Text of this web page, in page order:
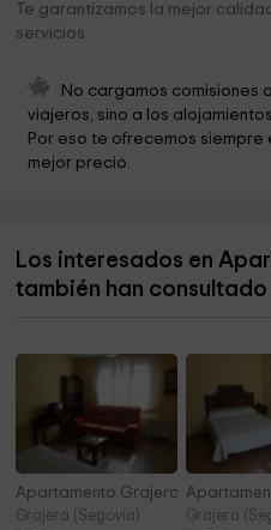
Ayuntamiento De Boceguillas
Ayuntamiento de Boceguillas
Ayuntamiento Sequera De Fresno
Nuestra Señora de la Asunción
Ayuntamiento de Aldeonte
Te garantizamos la mejor
servicios
No cargamos comisiones
viajeros, sino a los
Por eso te ofrecemos siempre
mejor precio.
Los interesados en
también han consultado
Apartamento Grajera 7
Grajera (Segovia) Grajera